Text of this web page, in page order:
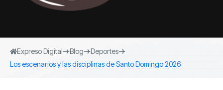
Expreso Digital Blog
Deportes
Los escenarios y las disciplinas de Santo Domingo 2026